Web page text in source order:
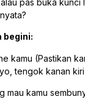
pas buka kunci
begini:
kamu (Pastikan
tengok kanan
mau kamu